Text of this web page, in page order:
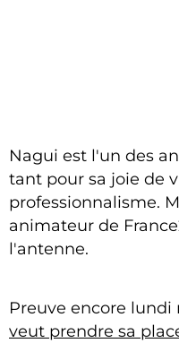
Nagui est l'un des
tant pour sa joie de
professionnalisme.
animateur de
l'antenne.
Preuve encore lundi
veut prendre sa